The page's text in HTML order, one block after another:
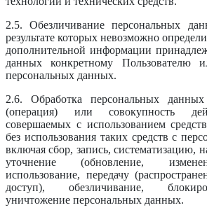
2.5. Обезличивание персональных
результате которых невозможно
дополнительной информации
данных конкретному Пользователю
персональных данных.
2.6. Обработка персональных
(операция) или совокупность
совершаемых с использованием
без использования таких средств с
включая сбор, запись, систематизацию,
уточнение (обновление,
использование, передачу
доступ), обезличивание,
уничтожение персональных данных.